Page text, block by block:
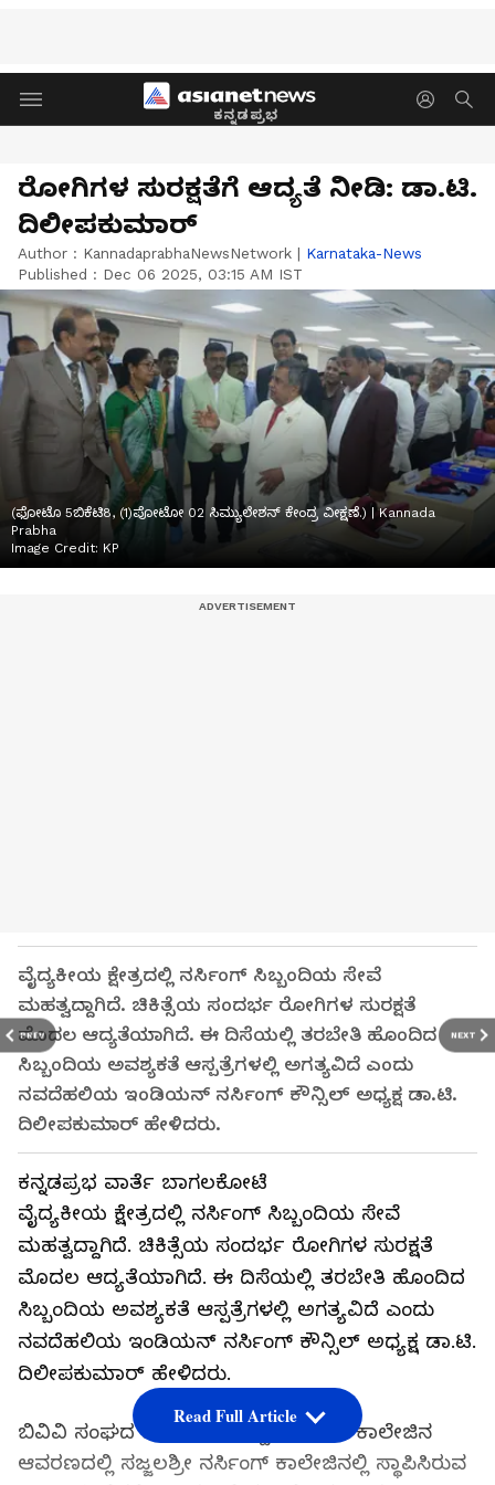
ಕನ್ನಡಪ್ರಭ
PREV NEXT
ರೋಗಿಗಳ ಸುರಕ್ಷತೆಗೆ ಆದ್ಯತೆ ನೀಡಿ: ಡಾ.ಟಿ.
ದಿಲೀಪಕುಮಾರ್‌
Author : KannadaprabhaNewsNetwork | Karnataka-News
Published : Dec 06 2025, 03:15 AM IST
(ಫೋಟೊ 5ಬಿಕೆಟಿ8, (1)ಪೋಟೋ 02 ಸಿಮ್ಯುಲೇಶನ್ ಕೇಂದ್ರ ವೀಕ್ಷಣೆ.) | Kannada
Prabha
Image Credit: KP
ವೈದ್ಯಕೀಯ ಕ್ಷೇತ್ರದಲ್ಲಿ ನರ್ಸಿಂಗ್ ಸಿಬ್ಬಂದಿಯ ಸೇವೆ
ಮಹತ್ವದ್ದಾಗಿದೆ. ಚಿಕಿತ್ಸೆಯ ಸಂದರ್ಭ ರೋಗಿಗಳ ಸುರಕ್ಷತೆ
ಮೊದಲ ಆದ್ಯತೆಯಾಗಿದೆ. ಈ ದಿಸೆಯಲ್ಲಿ ತರಬೇತಿ ಹೊಂದಿದ
ಸಿಬ್ಬಂದಿಯ ಅವಶ್ಯಕತೆ ಆಸ್ಪತ್ರೆಗಳಲ್ಲಿ ಅಗತ್ಯವಿದೆ ಎಂದು
ನವದೆಹಲಿಯ ಇಂಡಿಯನ್ ನರ್ಸಿಂಗ್ ಕೌನ್ಸಿಲ್ ಅಧ್ಯಕ್ಷ ಡಾ.ಟಿ.
ದಿಲೀಪಕುಮಾರ್‌ ಹೇಳಿದರು.
ಕನ್ನಡಪ್ರಭ ವಾರ್ತೆ ಬಾಗಲಕೋಟೆ
ವೈದ್ಯಕೀಯ ಕ್ಷೇತ್ರದಲ್ಲಿ ನರ್ಸಿಂಗ್ ಸಿಬ್ಬಂದಿಯ ಸೇವೆ
ಮಹತ್ವದ್ದಾಗಿದೆ. ಚಿಕಿತ್ಸೆಯ ಸಂದರ್ಭ ರೋಗಿಗಳ ಸುರಕ್ಷತೆ
ಮೊದಲ ಆದ್ಯತೆಯಾಗಿದೆ. ಈ ದಿಸೆಯಲ್ಲಿ ತರಬೇತಿ ಹೊಂದಿದ
ಸಿಬ್ಬಂದಿಯ ಅವಶ್ಯಕತೆ ಆಸ್ಪತ್ರೆಗಳಲ್ಲಿ ಅಗತ್ಯವಿದೆ ಎಂದು
ನವದೆಹಲಿಯ ಇಂಡಿಯನ್ ನರ್ಸಿಂಗ್ ಕೌನ್ಸಿಲ್ ಅಧ್ಯಕ್ಷ ಡಾ.ಟಿ.
ದಿಲೀಪಕುಮಾರ್‌ ಹೇಳಿದರು.
ಬಿವಿವಿ ಸಂಘದ ಎಸ್.ನಿಜಲಿಂಗಪ್ಪ ಮೆಡಿಕಲ್ ಕಾಲೇಜಿನ
ಆವರಣದಲ್ಲಿ ಸಜ್ಜಲಶ್ರೀ ನರ್ಸಿಂಗ್ ಕಾಲೇಜಿನಲ್ಲಿ ಸ್ಥಾಪಿಸಿರುವ
Read Full Article